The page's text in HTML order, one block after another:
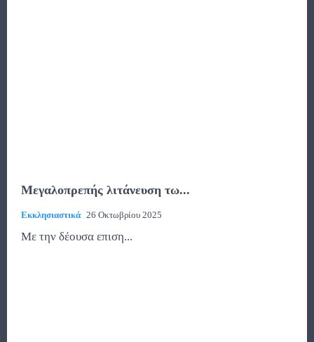
Μεγαλοπρεπής λιτάνευση τω...
Εκκλησιαστικά 26 Οκτωβρίου 2025
Με την δέουσα επιση...